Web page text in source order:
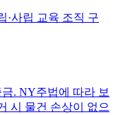
·사립 교육 조직 구
. NY주법에 따라 보
시 물건 손상이 없으